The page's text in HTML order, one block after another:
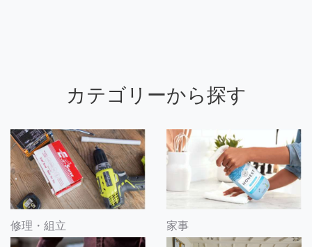
カテゴリーから探す
修理・組立 家事